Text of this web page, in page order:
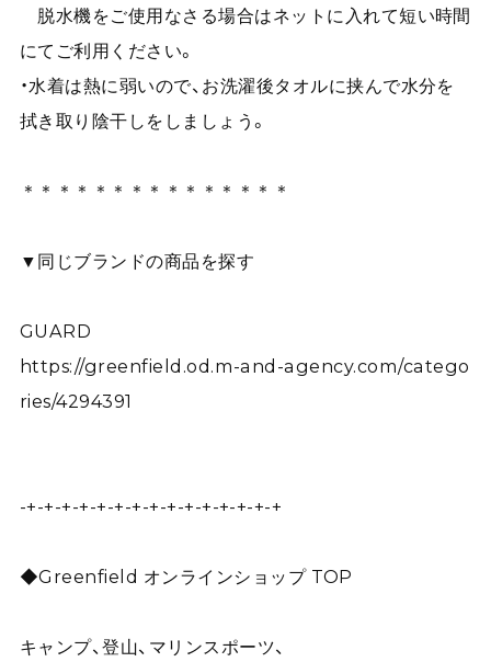
脱水機をご使用なさる場合はネットに入れて短い時間
にてご利用ください。
・水着は熱に弱いので、お洗濯後タオルに挟んで水分を
拭き取り陰干しをしましょう。
＊＊＊＊＊＊＊＊＊＊＊＊＊＊＊
▼同じブランドの商品を探す
GUARD
https://greenfield.od.m-and-agency.com/catego
ries/4294391
-+-+-+-+-+-+-+-+-+-+-+-+-+-+-+
◆Greenfield オンラインショップ TOP
キャンプ、登山、マリンスポーツ、